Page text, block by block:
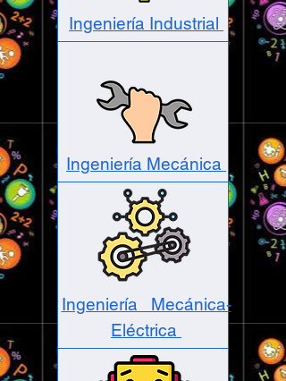
Ingeniería Industrial
Ingeniería Mecánica
Ingeniería Mecánica-
Eléctrica